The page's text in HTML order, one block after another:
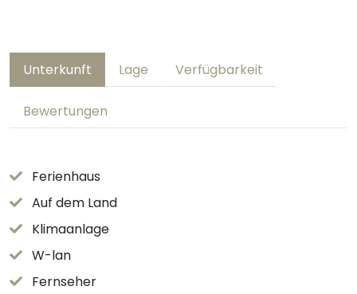
Unterkunft Lage Verfügbarkeit
Bewertungen
Ferienhaus
Auf dem Land
Klimaanlage
W-lan
Fernseher